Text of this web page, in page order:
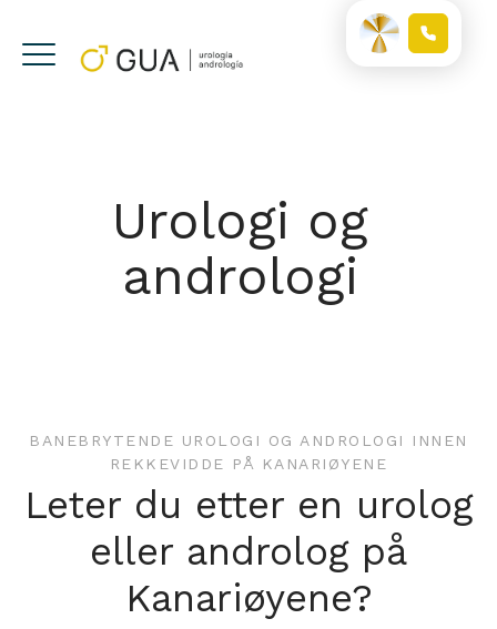
Urologi og
andrologi
BANEBRYTENDE UROLOGI OG ANDROLOGI INNEN
REKKEVIDDE PÅ KANARIØYENE
Leter du etter en urolog
eller androlog på
Kanariøyene?